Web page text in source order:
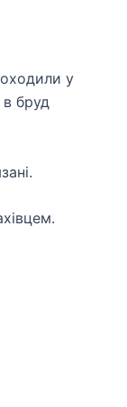
у
бруд